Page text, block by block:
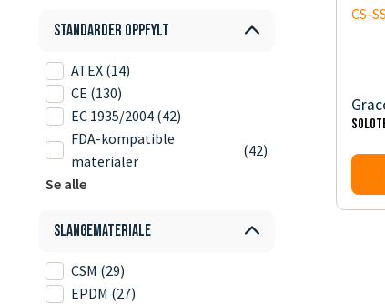
Standarder oppfylt
ATEX (14)
CE (130)
EC 1935/2004 (42)
FDA-kompatible
materialer
(42)
Se alle
Slangemateriale
CSM (29)
EPDM (27)